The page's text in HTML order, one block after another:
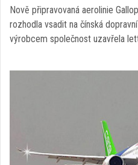
Nově připravovaná aerolinie
rozhodla vsadit na čínská
výrobcem společnost uzavřela